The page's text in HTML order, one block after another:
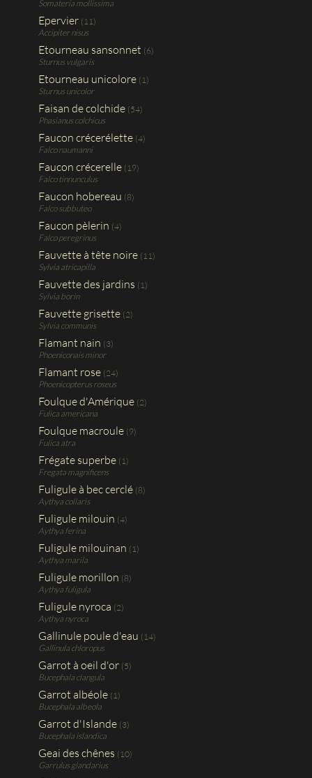
Somateria mollissima
Epervier (11)
Accipiter nisus
Etourneau sansonnet (6)
Sturnus vulgaris
Etourneau unicolore (1)
Sturnus unicolor
Faisan de colchide (54)
Phasianus colchicus
Faucon crécerélette (4)
Falco naumanni
Faucon crécerelle (19)
Falco tinnunculus
Faucon hobereau (8)
Falco subbuteo
Faucon pèlerin (4)
Falco peregrinus
Fauvette à tête noire (11)
Sylvia atricapilla
Fauvette des jardins (1)
Sylvia borin
Fauvette grisette (2)
Sylvia communis
Flamant nain (3)
Phoeniconais minor
Flamant rose (24)
Phoenicopterus roseus
Foulque d'Amérique (2)
Fulica americana
Foulque macroule (9)
Fulica atra
Frégate superbe (1)
Fregata magnificens
Fuligule à bec cerclé (8)
Aythya collaris
Fuligule milouin (4)
Aythya ferina
Fuligule milouinan (1)
Aythya marila
Fuligule morillon (8)
Aythya fuligula
Fuligule nyroca (2)
Aythya nyroca
Gallinule poule d'eau (14)
Gallinula chloropus
Garrot à oeil d'or (5)
Bucephala clangula
Garrot albéole (1)
Bucephala albeola
Garrot d'Islande (3)
Bucephala islandica
Geai des chênes (10)
Garrulus glandarius